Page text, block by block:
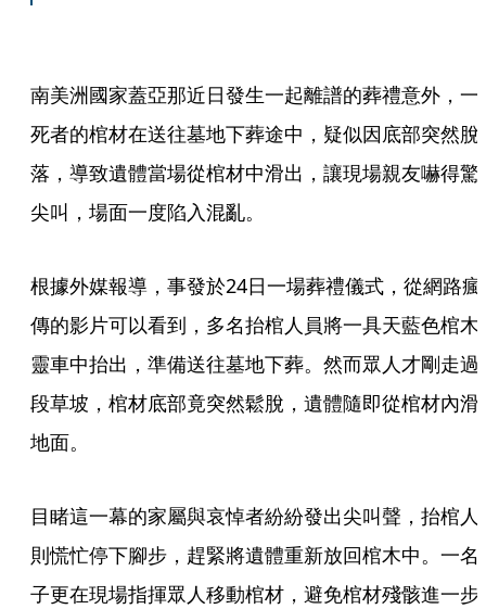
南美洲國家蓋亞那近日發生一起離譜的葬禮意外，一
死者的棺材在送往墓地下葬途中，疑似因底部突然脫
落，導致遺體當場從棺材中滑出，讓現場親友嚇得驚
尖叫，場面一度陷入混亂。
根據外媒報導，事發於24日一場葬禮儀式，從網路瘋
傳的影片可以看到，多名抬棺人員將一具天藍色棺木
靈車中抬出，準備送往墓地下葬。然而眾人才剛走過
段草坡，棺材底部竟突然鬆脫，遺體隨即從棺材內滑
地面。
目睹這一幕的家屬與哀悼者紛紛發出尖叫聲，抬棺人
則慌忙停下腳步，趕緊將遺體重新放回棺木中。一名
子更在現場指揮眾人移動棺材，避免棺材殘骸進一步